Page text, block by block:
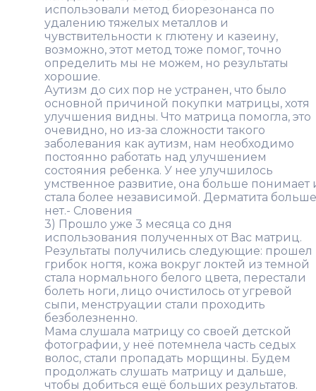
использовали метод биорезонанса по
удалению тяжелых металлов и
чувствительности к глютену и казеину,
возможно, этот метод тоже помог, точно
определить мы не можем, но результаты
хорошие.
Аутизм до сих пор не устранен, что было
основной причиной покупки матрицы, хотя
улучшения видны. Что матрица помогла, это
очевидно, но из-за сложности такого
заболевания как аутизм, нам необходимо
постоянно работать над улучшением
состояния ребенка. У нее улучшилось
умственное развитие, она больше понимает
стала более независимой. Дерматита больше
нет.- Словения
3) Прошло уже 3 месяца со дня
использования полученных от Вас матриц.
Результаты получились следующие: прошел
грибок ногтя, кожа вокруг локтей из темной
стала нормального белого цвета, перестали
болеть ноги, лицо очистилось от угревой
сыпи, менструации стали проходить
безболезненно.
Мама слушала матрицу со своей детской
фотографии, у неё потемнела часть седых
волос, стали пропадать морщины. Будем
продолжать слушать матрицу и дальше,
чтобы добиться ещё больших результатов.